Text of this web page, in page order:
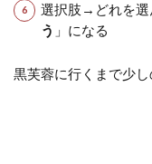
選択肢→どれを選
う 」になる
黒芙蓉に行くまで少し